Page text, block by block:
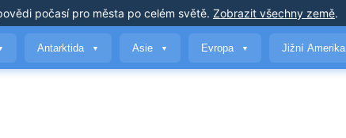
počasípro města po celém světě. Zobrazit všechny země.
Antarktida ▼ Asie ▼ Evropa ▼ Jižní Amerika